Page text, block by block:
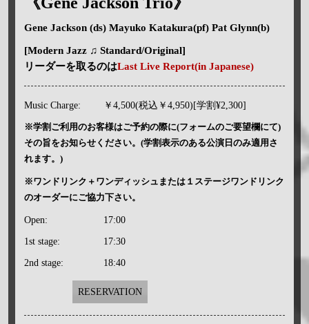
Gene Jackson (ds) Mayuko Katakura(pf) Pat Glynn(b)
[Modern Jazz ♫ Standard/Original]
リーダーを取るのはLast Live Report(in Japanese)
Music Charge: ￥4,500(税込￥4,950)[学割¥2,300]
※学割ご利用のお客様はご予約の際に(フォームのご要望欄にて)
その旨をお知らせください。(学割表示のある公演日のみ適用さ
れます。)
※ワンドリンク＋ワンディッシュまたは１ステージワンドリンク
のオーダーにご協力下さい。
Open: 17:00
1st stage: 17:30
2nd stage: 18:40
RESERVATION